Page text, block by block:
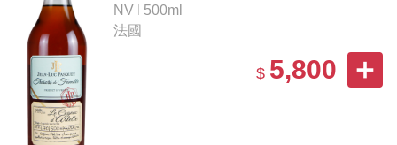
「阿特萊 Lot 70」干邑白蘭地
NV
500ml
法國
$ 5,800